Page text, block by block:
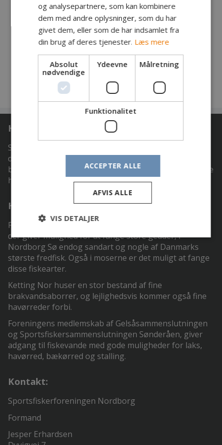
Hilsen Finn Tønder.
Formand for Sportsfiskersammenslutningen
Sønderåen.
Link til Google Maps "Den røde bro"
https://maps.app.goo.gl/7p1LPHVdnr1K1rWC9
Hvem er vi:
Sportsfiskerforeningen Nordborg er foreningen hvor
du som medlem får adgang til noget af Danmarks
bedste fiskevand, og de mange forskellige fiskearter de
huser.
Hvad kan vi tilbyde:
Fiskeretten i de lokale søer Nordborg Sø og Mjels Sø,
der giver mulighed for at fange store gedder, i
Nordborg Sø endog sandart og nogle af Danmarks
største fredfisk. Også i moserne er det muligt at fange
disse fiskearter.
Ketting Nor huser en stor bestand af fine
brakvandsaborrer, og lejlighedsvis kommer også fine
havørreder forbi.
Foreningens medlemskab af Gelsåsammenslutningen
og Sportsfiskersammenslutningen Sønderåen, giver
adgang til fiskevande med gode muligheder for laks,
havørred, bækørred og stalling.
Kontakt:
Sportsfiskerforeningen Nordborg
Formand
Jesper Erhardsen
og analysepartnere, som kan kombinere
dem med andre oplysninger, som du har
givet dem, eller som de har indsamlet fra
din brug af deres tjenester. Læs mere
Absolut
nødvendige
Ydeevne Målretning
Funktionalitet
ACCEPTER ALLE
AFVIS ALLE
VIS DETALJER